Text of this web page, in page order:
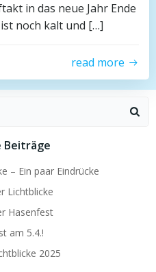
in das neue Jahr Ende
noch kalt und […]
read more
Beiträge
– Ein paar Eindrücke
Lichtblicke
Hasenfest
am 5.4.!
2025